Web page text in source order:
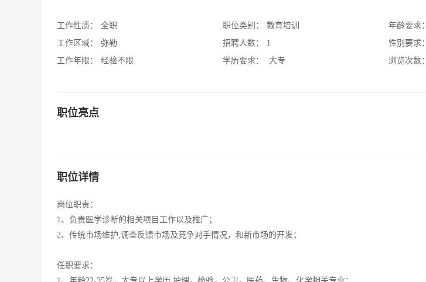
工作性质：
全职
工作区域：
弥勒
工作年限：
经验不限
职位类别：
教育培训
招聘人数：
1
学历要求：
大专
年龄要求：
性别要求：
浏览次数：
职位亮点
职位详情
岗位职责：
1、负责医学诊断的相关项目工作以及推广；
2、传统市场维护,调查反馈市场及竞争对手情况，和新市场的开发；
任职要求：